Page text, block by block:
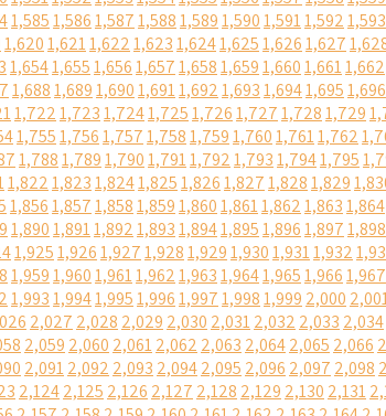
1,5851,5861,5871,5881,5891,5901,5911,5921,593
1,6201,6211,6221,6231,6241,6251,6261,627
1,6541,6551,6561,6571,6581,6591,6601,6611,662
1,6881,6891,6901,6911,6921,6931,6941,6951,696
1,7221,7231,7241,7251,7261,7271,7281,729
1,7551,7561,7571,7581,7591,7601,7611,762
1,7881,7891,7901,7911,7921,7931,7941,795
1,8221,8231,8241,8251,8261,8271,8281,829
1,8561,8571,8581,8591,8601,8611,8621,8631,864
1,8901,8911,8921,8931,8941,8951,8961,8971,898
1,9251,9261,9271,9281,9291,9301,9311,932
1,9591,9601,9611,9621,9631,9641,9651,9661,967
1,9931,9941,9951,9961,9971,9981,999 2,000
2,027 2,028 2,029 2,030 2,0312,032 2,033 2,034
2,059 2,060 2,0612,062 2,063 2,0642,065 2,066
2,0912,092 2,093 2,0942,095 2,096 2,097 2,098
2,1242,125 2,126 2,127 2,128 2,129 2,130 2,131